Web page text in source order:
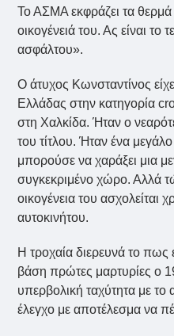
Το ΑΣΜΑ εκφράζει τα
οικογένειά του. Ας είναι το
ασφάλτου».
Ο άτυχος Κωνσταντίνος
Ελλάδας στην κατηγορία
στη Χαλκίδα. Ήταν ο
του τίτλου. Ήταν ένα
μπορούσε να χαράξει μια
συγκεκριμένο χώρο. Αλλά
οικογένεια του ασχολείται
αυτοκινήτου.
Η τροχαία διερευνά το πως
βάση πρώτες μαρτυρίες ο
υπερβολική ταχύτητα με το
έλεγχο με αποτέλεσμα να